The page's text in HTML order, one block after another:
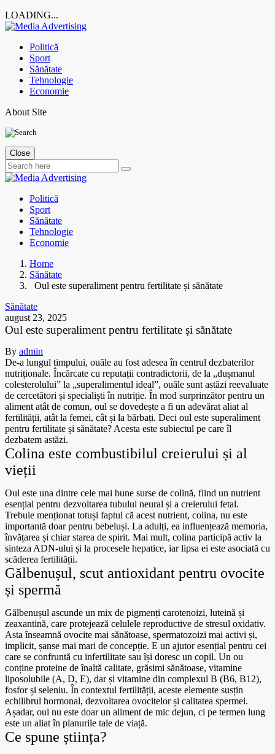
LOADING...
Skip
contentPolitică
Sport
Sănătate
Tehnologie
Economie
About Site
Close
Politică
Sport
Sănătate
Tehnologie
Economie
Home
Sănătate
Oul este superaliment pentru fertilitate și sănătate
Sănătate
august 23, 2025
Oul este superaliment pentru fertilitate și sănătate
By admin
De-a lungul timpului, ouăle au fost adesea în centrul dezbaterilor
nutriționale. Încărcate cu reputații contradictorii, de la „dușmanul
colesterolului” la „superalimentul ideal”, ouăle sunt astăzi reevaluate
de cercetători și specialiști în nutriție. În mod surprinzător pentru un
aliment atât de comun, oul se dovedește a fi un adevărat aliat al
fertilității, atât la femei, cât și la bărbați. Deci oul este superaliment
pentru fertilitate și sănătate? Acesta este subiectul pe care îl
dezbatem astăzi.
Colina este combustibilul creierului și al
vieții
Oul este una dintre cele mai bune surse de colină, fiind un nutrient
esențial pentru dezvoltarea tubului neural și a creierului fetal.
Trebuie menționat totuși faptul că acest nutrient, colina, nu este
importantă doar pentru bebeluși. La adulți, ea influențează memoria,
învățarea și chiar starea de spirit. Mai mult, colina participă activ la
sinteza ADN-ului și la procesele hepatice, iar lipsa ei este asociată cu
scăderea fertilității.
Gălbenușul, scut antioxidant pentru ovocite
și spermă
Gălbenușul ascunde un mix de pigmenți carotenoizi, luteină și
zeaxantină, care protejează celulele reproductive de stresul oxidativ.
Asta înseamnă ovocite mai sănătoase, spermatozoizi mai activi și,
implicit, șanse mai mari de concepție. E un ajutor esențial pentru cei
care se confruntă cu infertilitate sau își doresc un copil. Un ou
conține proteine de înaltă calitate, grăsimi sănătoase, vitamine
liposolubile (A, D, E), dar și vitamine din complexul B (B6, B12),
fosfor și seleniu. În contextul fertilității, aceste elemente susțin
echilibrul hormonal, dezvoltarea ovocitelor și calitatea spermei.
Așadar, oul nu este doar un aliment de mic dejun, ci pe termen lung
este un aliat în planurile tale de viață.
Ce spune știința?